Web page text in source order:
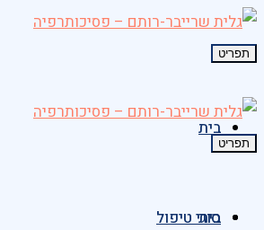
תפריט
בית
סוגי טיפול
תפריט
בית